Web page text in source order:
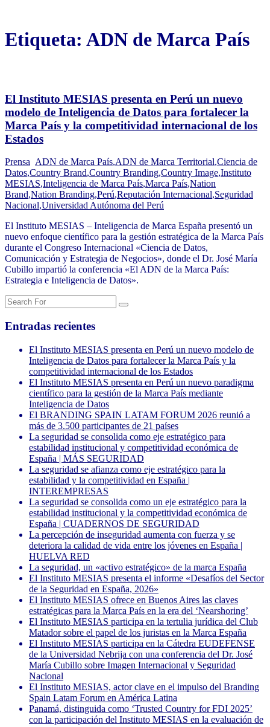
Etiqueta: ADN de Marca País
El Instituto MESIAS presenta en Perú un nuevo
modelo de Inteligencia de Datos para fortalecer la
Marca País y la competitividad internacional de los
Estados
Prensa ADN de Marca País,ADN de Marca Territorial,Ciencia de
Datos,Country Brand,Country Branding,Country Image,Instituto
MESIAS,Inteligencia de Marca País,Marca País,Nation
Brand,Nation Branding,Perú,Reputación Internacional,Seguridad
Nacional,Universidad Autónoma del Perú
El Instituto MESIAS – Inteligencia de Marca España presentó un
nuevo enfoque científico para la gestión estratégica de la Marca País
durante el Congreso Internacional «Ciencia de Datos,
Comunicación y Estrategia de Negocios», donde el Dr. José María
Cubillo impartió la conferencia «El ADN de la Marca País:
Estrategia e Inteligencia de Datos».
Entradas recientes
El Instituto MESIAS presenta en Perú un nuevo modelo de
Inteligencia de Datos para fortalecer la Marca País y la
competitividad internacional de los Estados
El Instituto MESIAS presenta en Perú un nuevo paradigma
científico para la gestión de la Marca País mediante
Inteligencia de Datos
El BRANDING SPAIN LATAM FORUM 2026 reunió a
más de 3.500 participantes de 21 países
La seguridad se consolida como eje estratégico para
estabilidad institucional y competitividad económica de
España | MÁS SEGURIDAD
La seguridad se afianza como eje estratégico para la
estabilidad y la competitividad en España |
INTEREMPRESAS
La seguridad se consolida como un eje estratégico para la
estabilidad institucional y la competitividad económica de
España | CUADERNOS DE SEGURIDAD
La percepción de inseguridad aumenta con fuerza y se
deteriora la calidad de vida entre los jóvenes en España |
HUELVA RED
La seguridad, un «activo estratégico» de la marca España
El Instituto MESIAS presenta el informe «Desafíos del Sector
de la Seguridad en España, 2026»
El Instituto MESIAS ofrece en Buenos Aires las claves
estratégicas para la Marca País en la era del ‘Nearshoring’
El Instituto MESIAS participa en la tertulia jurídica del Club
Matador sobre el papel de los juristas en la Marca España
El Instituto MESIAS participa en la Cátedra EUDEFENSE
de la Universidad Nebrija con una conferencia del Dr. José
María Cubillo sobre Imagen Internacional y Seguridad
Nacional
El Instituto MESIAS, actor clave en el impulso del Branding
Spain Latam Forum en América Latina
Panamá, distinguida como ‘Trusted Country for FDI 2025’
con la participación del Instituto MESIAS en la evaluación de